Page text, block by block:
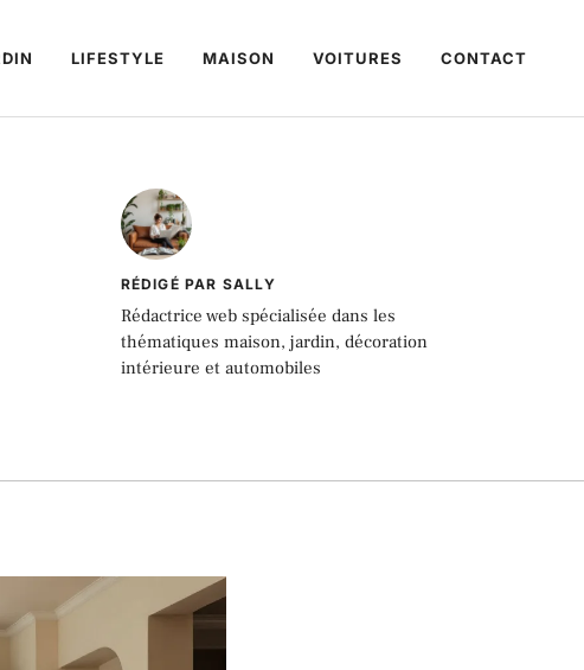
LIFESTYLE MAISON VOITURES CONTACT
RÉDIGÉ PAR SALLY
Rédactrice web spécialisée dans les
thématiques maison, jardin, décoration
intérieure et automobiles